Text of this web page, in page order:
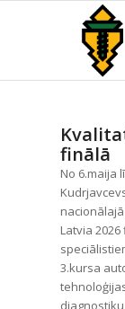
finālā
No 6.maija
Latvia
3.kursa